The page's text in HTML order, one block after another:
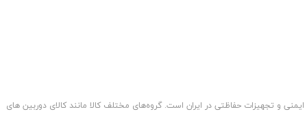
و تجهیزات حفاظتی در ایران است. گروه‏‏‌های مختلف کالا مانند کالای دوربین های